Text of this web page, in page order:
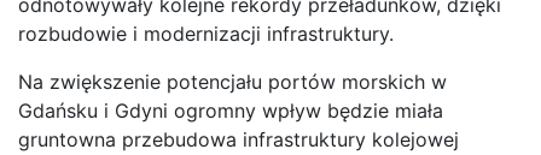
odnotowywały kolejne rekordy przeładunków, dzięki
rozbudowie i modernizacji infrastruktury.
Na zwiększenie potencjału portów morskich w
Gdańsku i Gdyni ogromny wpływ będzie miała
gruntowna przebudowa infrastruktury kolejowej